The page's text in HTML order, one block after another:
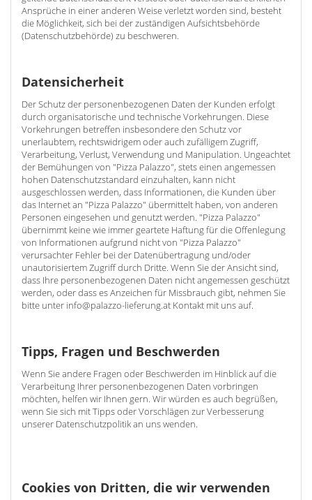
Ansprüche in einer anderen Weise verletzt worden sind, besteht
die Möglichkeit, sich bei der zuständigen Aufsichtsbehörde
(Datenschutzbehörde) zu beschweren.
Datensicherheit
Der Schutz der personenbezogenen Daten der Kunden erfolgt
durch organisatorische und technische Vorkehrungen. Diese
Vorkehrungen betreffen insbesondere den Schutz vor
unerlaubtem, rechtswidrigem oder auch zufälligem Zugriff,
Verarbeitung, Verlust, Verwendung und Manipulation. Ungeachtet
der Bemühungen von "Pizza Palazzo", stets einen angemessen
hohen Datenschutzstandard einzuhalten, kann nicht
ausgeschlossen werden, dass Informationen, die Kunden über
das Internet an "Pizza Palazzo" übermittelt haben, von anderen
Personen eingesehen und genutzt werden. "Pizza Palazzo"
übernimmt keine wie immer geartete Haftung für die Offenlegung
von Informationen aufgrund nicht von "Pizza Palazzo"
verursachter Fehler bei der Datenübertragung und/oder
unautorisiertem Zugriff durch Dritte. Wenn Sie der Ansicht sind,
dass Ihre personenbezogenen Daten nicht angemessen geschützt
werden, oder dass es Anzeichen für Missbrauch gibt, nehmen Sie
bitte unter info@palazzo-lieferung.at Kontakt mit uns auf.
Tipps, Fragen und Beschwerden
Wenn Sie andere Fragen oder Beschwerden im Hinblick auf die
Verarbeitung Ihrer personenbezogenen Daten vorbringen
möchten, helfen wir Ihnen gern. Wir würden es auch begrüßen,
wenn Sie sich mit Tipps oder Vorschlägen zur Verbesserung
unserer Datenschutzpolitik an uns wenden.
Cookies von Dritten, die wir verwenden